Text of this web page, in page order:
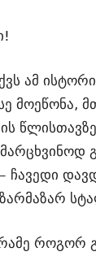
ამ
მოეწონა,
ჩავედი
როგორ